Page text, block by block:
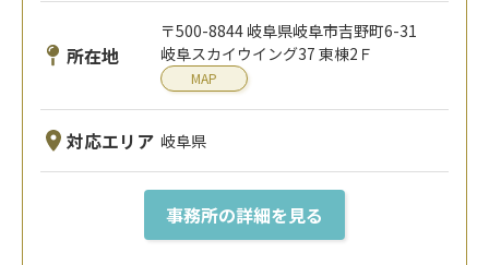
所在地
〒500-8844 岐阜県岐阜市吉野町6-31
岐阜スカイウイング37 東棟2Ｆ
MAP
対応エリア 岐阜県
事務所の詳細を見る